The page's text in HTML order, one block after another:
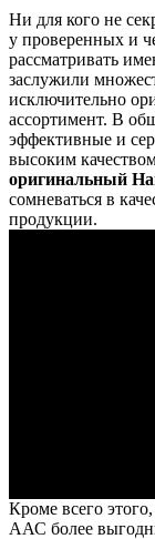
Ни для кого не
у проверенных и
рассматривать
заслужили
исключительно
ассортимент. В
эффективные и
высоким
оригинальный
сомневаться в
продукции.
Кроме всего
ААС более